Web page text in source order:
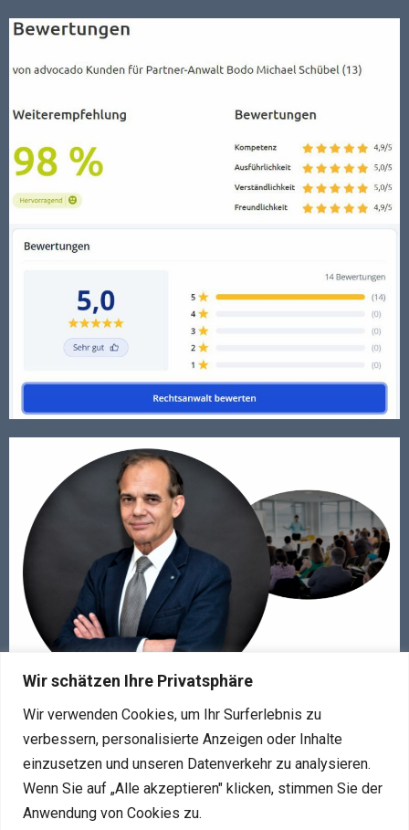
Wir schätzen Ihre Privatsphäre
Wir verwenden Cookies, um Ihr Surferlebnis zu
verbessern, personalisierte Anzeigen oder Inhalte
einzusetzen und unseren Datenverkehr zu analysieren.
Wenn Sie auf „Alle akzeptieren" klicken, stimmen Sie der
Anwendung von Cookies zu.